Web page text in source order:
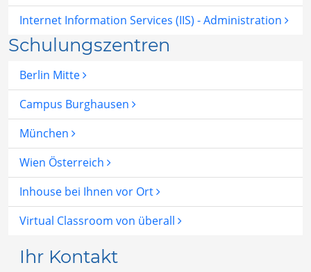
Internet Information Services (IIS) - Administration
Schulungszentren
Berlin Mitte
Campus Burghausen
München
Wien Österreich
Inhouse bei Ihnen vor Ort
Virtual Classroom von überall
Ihr Kontakt